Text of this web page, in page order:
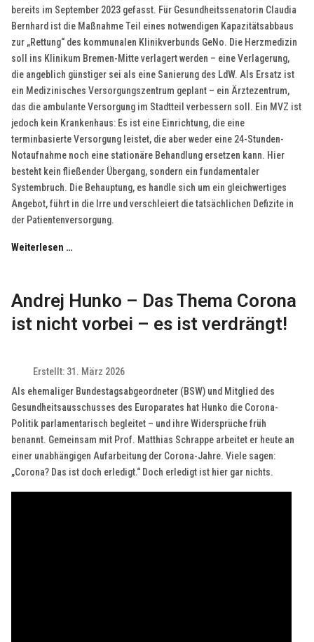
bereits im September 2023 gefasst. Für Gesundheitssenatorin Claudia
Bernhard ist die Maßnahme Teil eines notwendigen Kapazitätsabbaus
zur „Rettung“ des kommunalen Klinikverbunds GeNo. Die Herzmedizin
soll ins Klinikum Bremen-Mitte verlagert werden – eine Verlagerung,
die angeblich günstiger sei als eine Sanierung des LdW. Als Ersatz ist
ein Medizinisches Versorgungszentrum geplant – ein Ärztezentrum,
das die ambulante Versorgung im Stadtteil verbessern soll. Ein MVZ ist
jedoch kein Krankenhaus: Es ist eine Einrichtung, die eine
terminbasierte Versorgung leistet, die aber weder eine 24-Stunden-
Notaufnahme noch eine stationäre Behandlung ersetzen kann. Hier
besteht kein fließender Übergang, sondern ein fundamentaler
Systembruch. Die Behauptung, es handle sich um ein gleichwertiges
Angebot, führt in die Irre und verschleiert die tatsächlichen Defizite in
der Patientenversorgung.
Weiterlesen …
Andrej Hunko – Das Thema Corona
ist nicht vorbei – es ist verdrängt!
Erstellt: 31. März 2026
Als ehemaliger Bundestagsabgeordneter (BSW) und Mitglied des
Gesundheitsausschusses des Europarates hat Hunko die Corona-
Politik parlamentarisch begleitet – und ihre Widersprüche früh
benannt. Gemeinsam mit Prof. Matthias Schrappe arbeitet er heute an
einer unabhängigen Aufarbeitung der Corona-Jahre. Viele sagen:
„Corona? Das ist doch erledigt.“ Doch erledigt ist hier gar nichts.